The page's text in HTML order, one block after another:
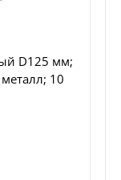
D125 мм;
10